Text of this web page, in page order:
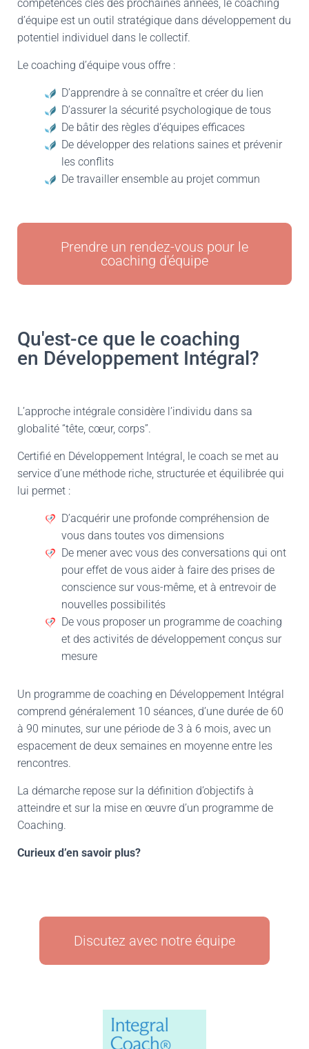
compétences clés des prochaines années, le coaching
d’équipe est un outil stratégique dans développement du
potentiel individuel dans le collectif.
Le coaching d’équipe vous offre :
D’apprendre à se connaître et créer du lien
D’assurer la sécurité psychologique de tous
De bâtir des règles d’équipes efficaces
De développer des relations saines et prévenir
les conflits
De travailler ensemble au projet commun
Prendre un rendez-vous pour le
coaching d'équipe
Qu'est-ce que le coaching
en Développement Intégral?
L’approche intégrale considère l’individu dans sa
globalité “tête, cœur, corps”.
Certifié en Développement Intégral, le coach se met au
service d’une méthode riche, structurée et équilibrée qui
lui permet :
D’acquérir une profonde compréhension de
vous dans toutes vos dimensions
De mener avec vous des conversations qui ont
pour effet de vous aider à faire des prises de
conscience sur vous-même, et à entrevoir de
nouvelles possibilités
De vous proposer un programme de coaching
et des activités de développement conçus sur
mesure
Un programme de coaching en Développement Intégral
comprend généralement 10 séances, d’une durée de 60
à 90 minutes, sur une période de 3 à 6 mois, avec un
espacement de deux semaines en moyenne entre les
rencontres.
La démarche repose sur la définition d’objectifs à
atteindre et sur la mise en œuvre d’un programme de
Coaching.
Curieux d’en savoir plus?
Discutez avec notre équipe